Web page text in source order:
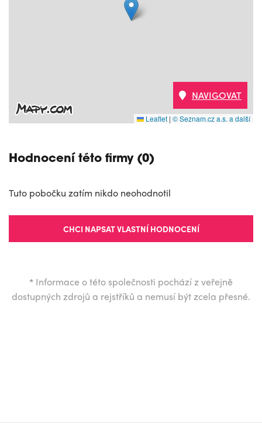
Leaflet | © Seznam.cz a.s. a další
NAVIGOVAT
Hodnocení této firmy (0)
Tuto pobočku zatím nikdo neohodnotil
CHCI NAPSAT VLASTNÍ HODNOCENÍ
* Informace o této společnosti pochází z veřejně
dostupných zdrojů a rejstříků a nemusí být zcela přesné.